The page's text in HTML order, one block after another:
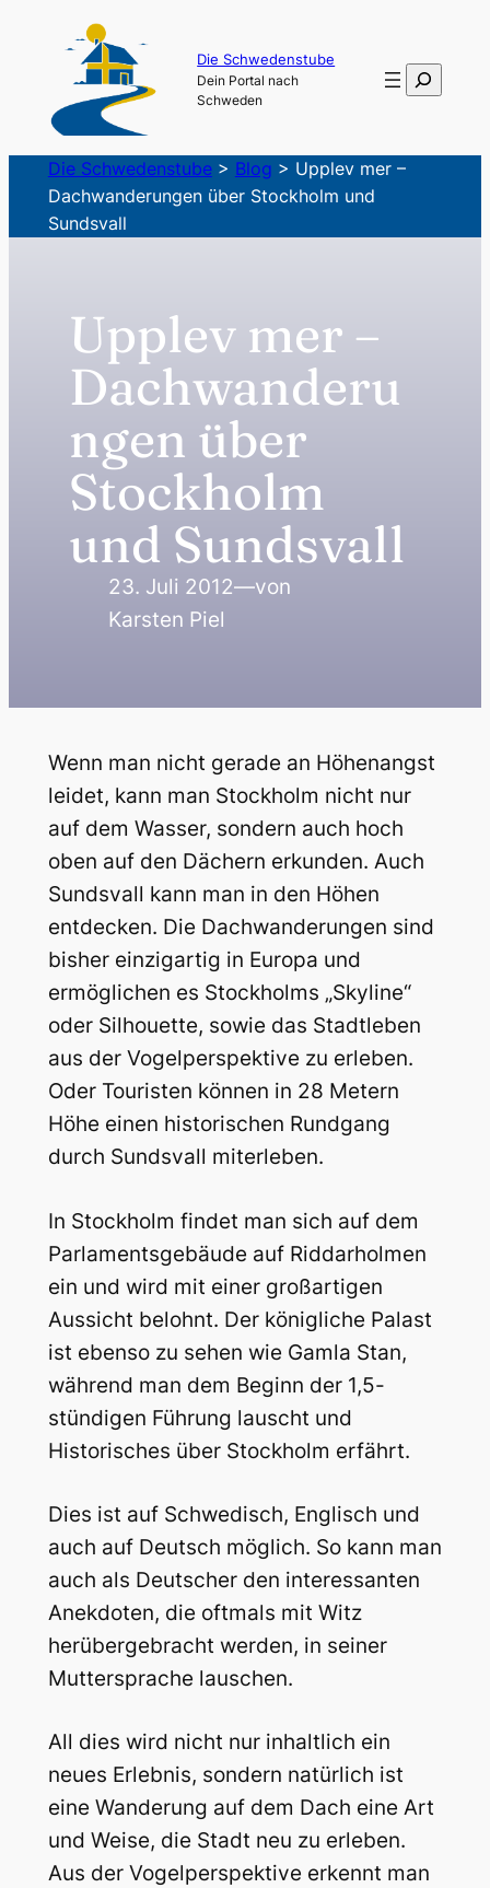
springen
Die Schwedenstube
Dein Portal nach
Schweden
Suchen
Die Schwedenstube> Blog > Upplev mer –
Dachwanderungen über Stockholm und
Sundsvall
Upplev mer –
Dachwanderu
ngen über
Stockholm
und Sundsvall
23. Juli 2012—von
Karsten Piel
Wenn man nicht gerade an Höhenangst
leidet, kann man Stockholm nicht nur
auf dem Wasser, sondern auch hoch
oben auf den Dächern erkunden. Auch
Sundsvall kann man in den Höhen
entdecken. Die Dachwanderungen sind
bisher einzigartig in Europa und
ermöglichen es Stockholms „Skyline“
oder Silhouette, sowie das Stadtleben
aus der Vogelperspektive zu erleben.
Oder Touristen können in 28 Metern
Höhe einen historischen Rundgang
durch Sundsvall miterleben.
In Stockholm findet man sich auf dem
Parlamentsgebäude auf Riddarholmen
ein und wird mit einer großartigen
Aussicht belohnt. Der königliche Palast
ist ebenso zu sehen wie Gamla Stan,
während man dem Beginn der 1,5-
stündigen Führung lauscht und
Historisches über Stockholm erfährt.
Dies ist auf Schwedisch, Englisch und
auch auf Deutsch möglich. So kann man
auch als Deutscher den interessanten
Anekdoten, die oftmals mit Witz
herübergebracht werden, in seiner
Muttersprache lauschen.
All dies wird nicht nur inhaltlich ein
neues Erlebnis, sondern natürlich ist
eine Wanderung auf dem Dach eine Art
und Weise, die Stadt neu zu erleben.
Aus der Vogelperspektive erkennt man